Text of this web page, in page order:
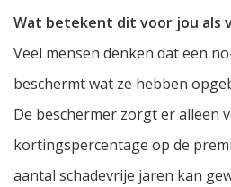
Wat betekent dit voor jou als
Veel mensen denken dat een
beschermt wat ze hebben
De beschermer zorgt er alleen
kortingspercentage op de
aantal schadevrije jaren kan